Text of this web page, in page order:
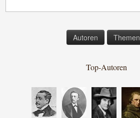
Autoren Themen
Top-Autoren